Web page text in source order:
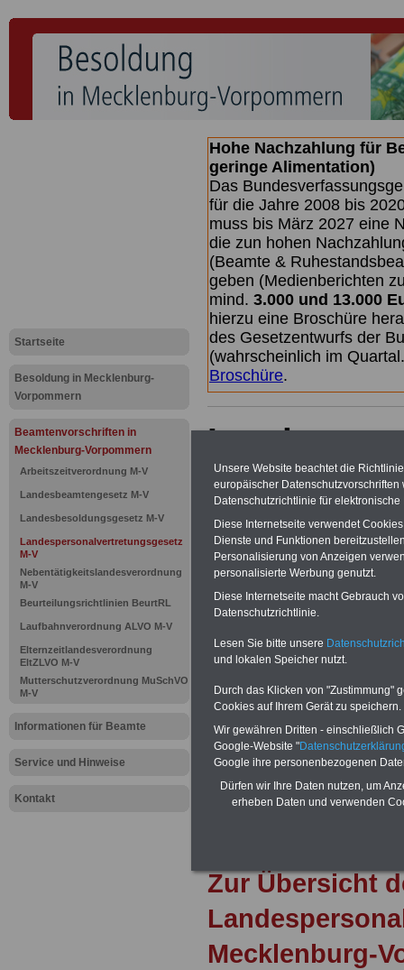
Startseite
Besoldung in Mecklenburg-
Vorpommern
Beamtenvorschriften in
Mecklenburg-Vorpommern
Arbeitszeitverordnung M-V
Landesbeamtengesetz M-V
Landesbesoldungsgesetz M-V
Landespersonalvertretungsgesetz
M-V
Nebentätigkeitslandesverordnung
M-V
Beurteilungsrichtlinien BeurtRL
Laufbahnverordnung ALVO M-V
Elternzeitlandesverordnung
EltZLVO M-V
Mutterschutzverordnung MuSchVO
M-V
Informationen für Beamte
Service und Hinweise
Kontakt
Hohe Nachzahlung für
geringe Alimentation)
Das
für die Jahre 2008 bis
muss bis März 2027 eine
die zun hohen
(Beamte &
geben (Medienberichten
mind. 3.000 und 13.000
hierzu eine Broschüre
des Gesetzentwurfs der
(wahrscheinlich im
Broschüre.
39
BEHÖRDEN-ABO mit drei
25,00 Euro: Wissenswertes für
(Bund/Länder) sowie Beihilferecht in
Ländern. Alle drei Ratgeber sind
gegliedert und erläutern auch
Sachverhalte verständlich geregelt
geeigenet fürBeschäftigte (Beamte
Tarifkräfte) von Mecklenburg-
Vorpommern)..Das
BEHÖRDEN-
kann hier bestellt werden
ACHTUNG Neue Broschüre zum
Teilweise fünfstellige
Beamtinnen & Beamte in Bund und
durch Neuordnung der
Zur Übersicht
Mecklenburg-
Unsere Website beachtet die
europäischer
Datenschutzrichtlinie für
Diese Internetseite verwendet
Dienste und Funktionen
Personalisierung von Anzeigen
personalisierte Werbung genutzt.
Diese Internetseite macht Gebrauch
Datenschutzrichtlinie.
Lesen Sie bitte unsere
und lokalen Speicher nutzt.
Durch das Klicken von "Zustimmung"
Cookies auf Ihrem Gerät zu speichern.
Wir gewähren Dritten - einschließlich
Google-Website "
Google ihre personenbezogenen
Dürfen wir Ihre Daten nutzen, um
erheben Daten und verwenden